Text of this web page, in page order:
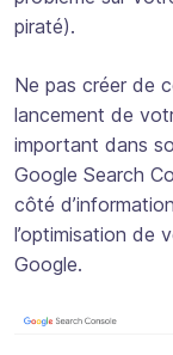
piraté).
Ne pas créer de
lancement de
important dans
Google Search
côté
l’optimisation de
Google.